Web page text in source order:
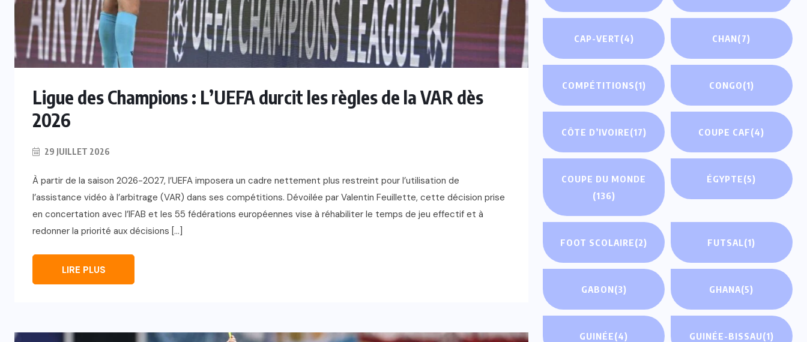
Ligue des Champions : L’UEFA durcit les règles de la VAR dès
2026
29 JUILLET 2026
À partir de la saison 2026-2027, l’UEFA imposera un cadre nettement plus restreint pour l’utilisation de
l’assistance vidéo à l’arbitrage (VAR) dans ses compétitions. Dévoilée par Valentin Feuillette, cette décision prise
en concertation avec l’IFAB et les 55 fédérations européennes vise à réhabiliter le temps de jeu effectif et à
redonner la priorité aux décisions […]
LIRE PLUS
CAP-VERT(4) CHAN(7)
COMPÉTITIONS(1) CONGO(1)
CÔTE D’IVOIRE(17) COUPE CAF(4)
COUPE DU MONDE
(136)
ÉGYPTE(5)
FOOT SCOLAIRE(2) FUTSAL(1)
GABON(3) GHANA(5)
GUINÉE(4) GUINÉE-BISSAU(1)